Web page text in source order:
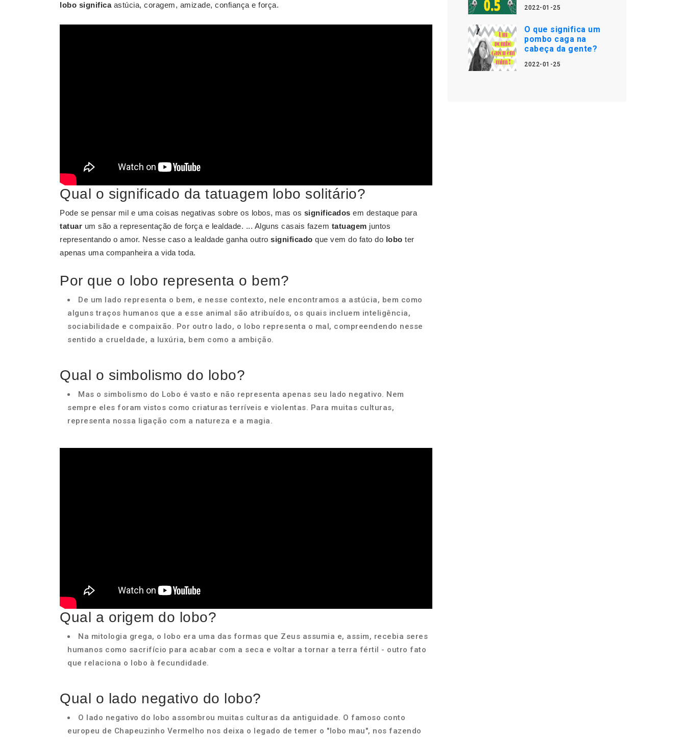
lobo significaastúcia, coragem, amizade, confiança e força.
Qual o significado da tatuagem lobo solitário?
Pode se pensar mil e uma coisas negativas sobre os lobos, mas os significados em destaque para
tatuar um são a representação de força e lealdade. ... Alguns casais fazem tatuagem juntos
representando o amor. Nesse caso a lealdade ganha outro significado que vem do fato do lobo ter
apenas uma companheira a vida toda.
Por que o lobo representa o bem?
De um lado representa o bem, e nesse contexto, nele encontramos a astúcia, bem como
alguns traços humanos que a esse animal são atribuídos, os quais incluem inteligência,
sociabilidade e compaixão. Por outro lado, o lobo representa o mal, compreendendo nesse
sentido a crueldade, a luxúria, bem como a ambição.
Qual o simbolismo do lobo?
Mas o simbolismo do Lobo é vasto e não representa apenas seu lado negativo. Nem
sempre eles foram vistos como criaturas terríveis e violentas. Para muitas culturas,
representa nossa ligação com a natureza e a magia.
Qual a origem do lobo?
Na mitologia grega, o lobo era uma das formas que Zeus assumia e, assim, recebia seres
humanos como sacrifício para acabar com a seca e voltar a tornar a terra fértil - outro fato
que relaciona o lobo à fecundidade.
Qual o lado negativo do lobo?
O lado negativo do lobo assombrou muitas culturas da antiguidade. O famoso conto
europeu de Chapeuzinho Vermelho nos deixa o legado de temer o "lobo mau", nos fazendo
2022-01-25
O que significa um
pombo caga na
cabeça da gente?
2022-01-25